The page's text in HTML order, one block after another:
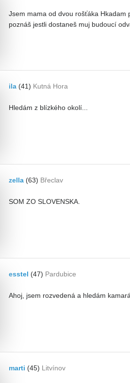
Jsem mama od dvou rošťáka Hkadam
poznáš jestli dostaneš muj budoucí
ila (41) Kutná Hora
Hledám z blízkého okolí...
zella (63) Břeclav
SOM ZO SLOVENSKA.
esstel (47) Pardubice
Ahoj, jsem rozvedená a hledám
marti (45) Litvínov